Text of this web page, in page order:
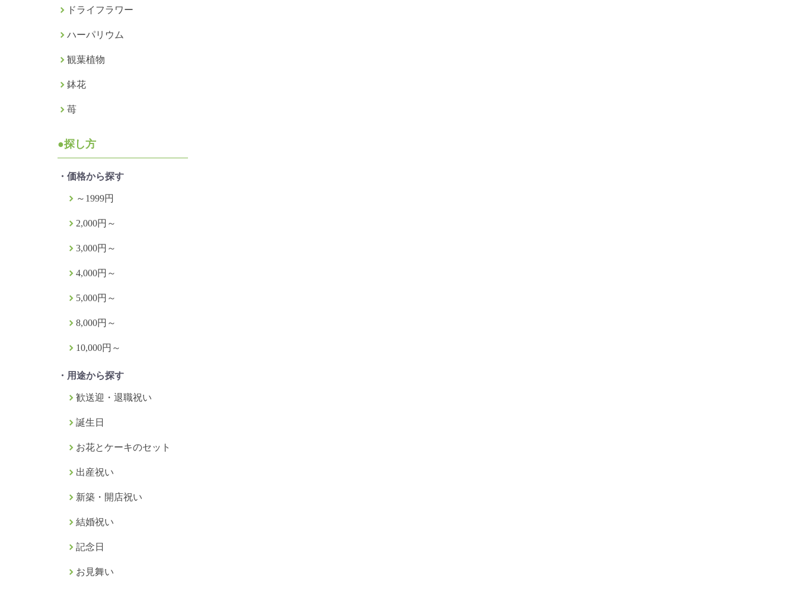
ドライフラワー
ハーパリウム
観葉植物
鉢花
苺
●探し方
・価格から探す
～1999円
2,000円～
3,000円～
4,000円～
5,000円～
8,000円～
10,000円～
・用途から探す
歓送迎・退職祝い
誕生日
お花とケーキのセット
出産祝い
新築・開店祝い
結婚祝い
記念日
お見舞い